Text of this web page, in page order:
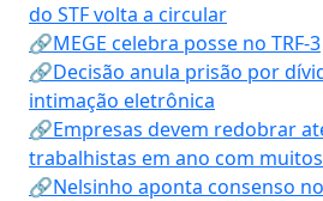
do STF volta a circular
🔗MEGE celebra posse no TRF-3
🔗Decisão anula prisão por
intimação eletrônica
🔗Empresas devem redobrar
trabalhistas em ano com
🔗Nelsinho aponta consenso